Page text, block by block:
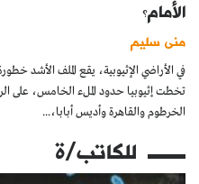
الأمام؟
منى سليم
في الأراضي الإثيوبية، يقع الملف الأشد
تخطت إثيوبيا حدود الملء الخامس، على
الخرطوم والقاهرة وأديس أبابا،...
للكاتب/ة